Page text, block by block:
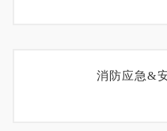
消防应急&